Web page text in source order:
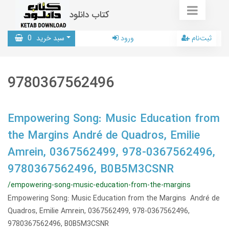
کتاب دانلود
سبد خرید 0 ورود ثبت‌نام
9780367562496
Empowering Song: Music Education from
the Margins André de Quadros, Emilie
Amrein, 0367562499, 978-0367562496,
9780367562496, B0B5M3CSNR
/empowering-song-music-education-from-the-margins
Empowering Song: Music Education from the Margins André de
Quadros, Emilie Amrein, 0367562499, 978-0367562496,
9780367562496, B0B5M3CSNR